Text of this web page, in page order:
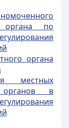
органа по
органа
местных
органов в